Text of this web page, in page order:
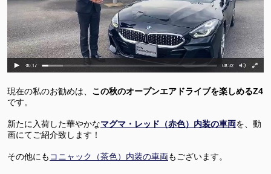
現在の私のお勧めは、 この秋のオープンエアドライブを楽しめるZ4
です。
新たに入荷した華やかなマグマ・レッド（赤色）内装の車両を、動
画にてご紹介致します！
その他にも コニャック（茶色）内装の車両もございます。